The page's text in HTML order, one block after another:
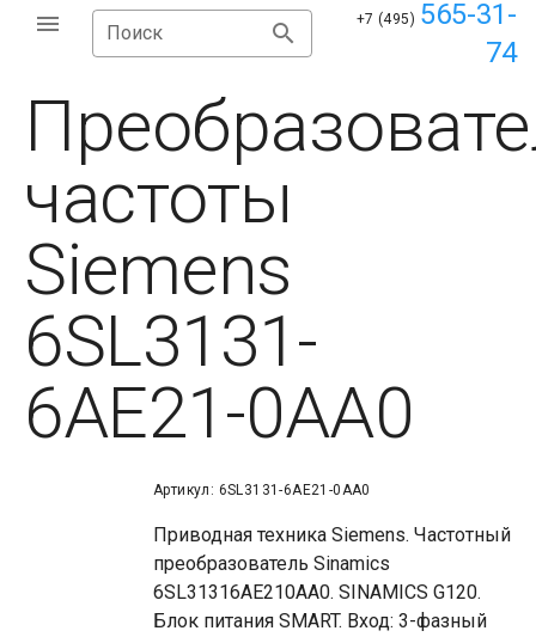
Поиск
+7 (495) 565-31-
74
частоты
Siemens
6SL3131-
6AE21-0AA0
Артикул: 6SL3131-6AE21-0AA0
Приводная техника Siemens. Частотный
преобразователь Sinamics
6SL31316AE210AA0. SINAMICS G120.
Блок питания SMART. Вход: 3-фазный